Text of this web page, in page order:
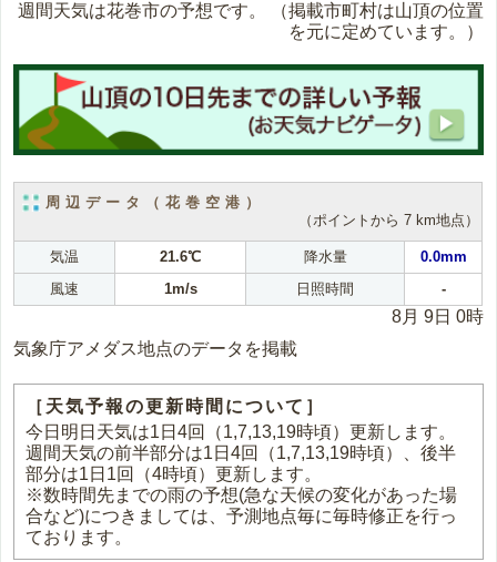
週間天気は花巻市の予想です。
（掲載市町村は山頂の位置
を元に定めています。）
周辺データ（花巻空港）
（ポイントから 7 km地点）
気温 21.6℃ 降水量
0.0mm
風速
1m/s 日照時間 -
8月 9日 0時
気象庁アメダス地点のデータを掲載
［天気予報の更新時間について］
今日明日天気は1日4回（1,7,13,19時頃）更新します。
週間天気の前半部分は1日4回（1,7,13,19時頃）、後半
部分は1日1回（4時頃）更新します。
※数時間先までの雨の予想(急な天候の変化があった場
合など)につきましては、予測地点毎に毎時修正を行っ
ております。